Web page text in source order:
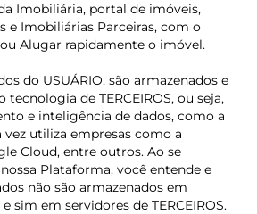
Imobiliária, portal de imóveis,
e Imobiliárias Parceiras, com o
Alugar rapidamente o imóvel.
do USUÁRIO, são armazenados e
tecnologia de TERCEIROS, ou seja,
e inteligência de dados, como a
vez utiliza empresas como a
Cloud, entre outros. Ao se
Plataforma, você entende e
não são armazenados em
sim em servidores de TERCEIROS.